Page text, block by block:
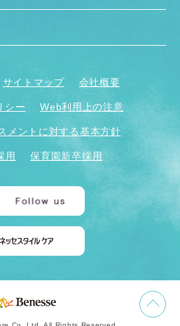
サイトマップ 会社概要
シー Web利用上の注意
メントに対する基本方針
用 保育園新卒採用